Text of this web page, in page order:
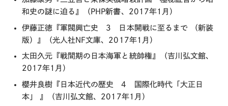
和史の謎に迫る』（PHP新書、2017年1月）
伊藤正徳『軍閥興亡史 3 日本開戦に至るまで （新装
版）』（光人社NF文庫、2017年1月）
太田久元『戦間期の日本海軍と統帥権』（吉川弘文館、
2017年1月）
櫻井良樹『日本近代の歴史 4 国際化時代「大正日
本」 』（吉川弘文館、2017年1月）